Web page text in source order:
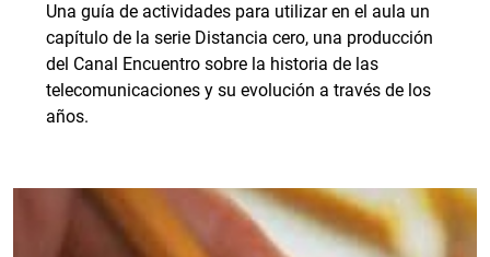
Una guía de actividades para utilizar en el aula un
capítulo de la serie Distancia cero, una producción
del Canal Encuentro sobre la historia de las
telecomunicaciones y su evolución a través de los
años.